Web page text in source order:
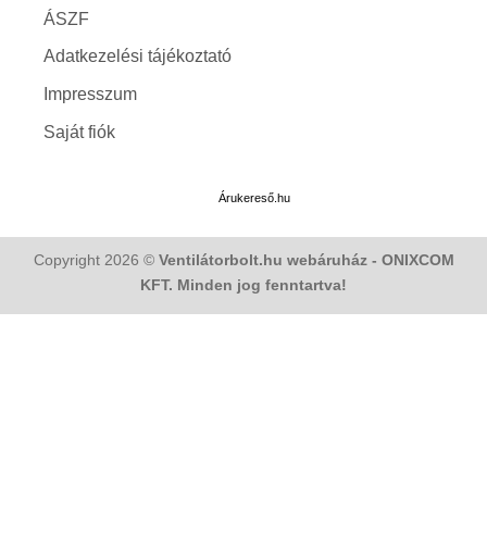
ÁSZF
Adatkezelési tájékoztató
Impresszum
Saját fiók
Árukereső.hu
Copyright 2026 © Ventilátorbolt.hu webáruház - ONIXCOM
KFT. Minden jog fenntartva!